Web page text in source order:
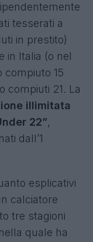
tesserati a
in prestito)
in Italia (o nel
compiuto 15
compiuti 21. La
illimitata
22”,
dall’1
esplicativi
calciatore
tre stagioni
quale ha